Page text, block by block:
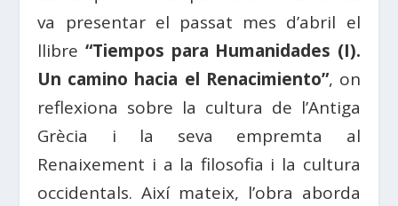
va presentar el passat mes d’abril el
llibre “Tiempos para Humanidades (I).
Un camino hacia el Renacimiento”, on
reflexiona sobre la cultura de l’Antiga
Grècia i la seva empremta al
Renaixement i a la filosofia i la cultura
occidentals. Així mateix, l’obra aborda